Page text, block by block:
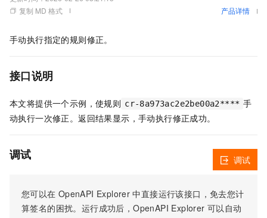
复制 MD 格式
产品详情
手动执行指定的规则修正。
接口说明
本文将提供一个示例，使规则 cr-8a973ac2e2be00a2**** 手
动执行一次修正。返回结果显示，手动执行修正成功。
调试
您可以在 OpenAPI Explorer 中直接运行该接口，免去您计
算签名的困扰。运行成功后，OpenAPI Explorer 可以自动
调试